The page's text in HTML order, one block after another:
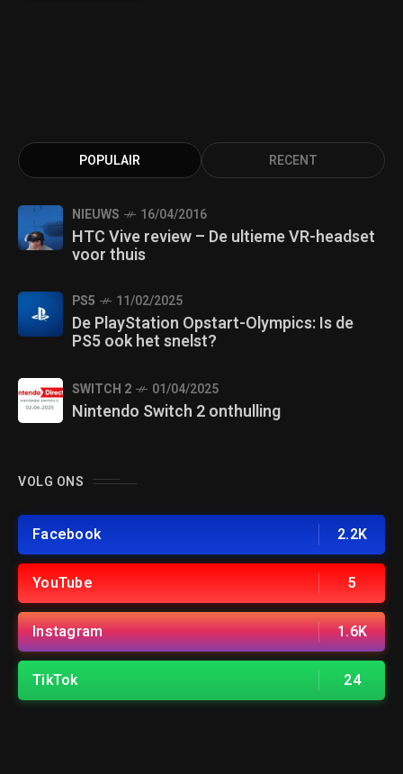
POPULAIR RECENT
NIEUWS 16/04/2016
HTC Vive review – De ultieme VR-headset
voor thuis
PS5 11/02/2025
De PlayStation Opstart-Olympics: Is de
PS5 ook het snelst?
SWITCH 2 01/04/2025
Nintendo Switch 2 onthulling
VOLG ONS
Facebook 2.2K
YouTube 5
Instagram 1.6K
TikTok 24